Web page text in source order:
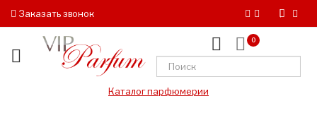
Заказать звонок
0
Каталог парфюмерии